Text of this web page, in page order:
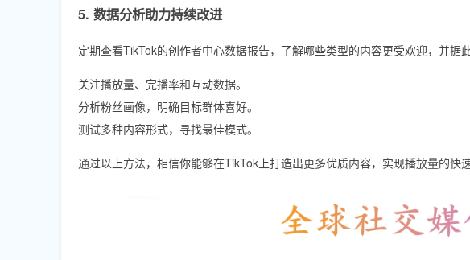
5. 数据分析助力持续改进
定期查看TikTok的创作者中心数据报告，了解哪些类型的内容更受欢迎，并据
关注播放量、完播率和互动数据。
分析粉丝画像，明确目标群体喜好。
测试多种内容形式，寻找最佳模式。
通过以上方法，相信你能够在TikTok上打造出更多优质内容，实现播放量的快速